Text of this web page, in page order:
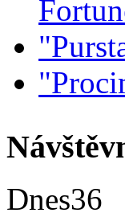
Dnes36